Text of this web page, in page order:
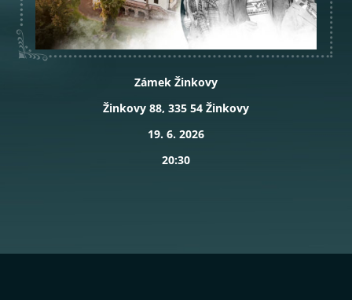
Zámek Žinkovy
Žinkovy 88, 335 54 Žinkovy
19. 6. 2026
20:30